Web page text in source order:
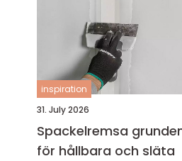
inspiration
31. July 2026
Spackelremsa grunden
för hållbara och släta